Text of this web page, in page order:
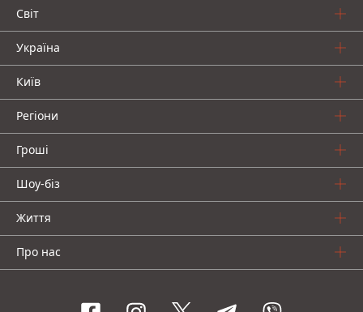
Світ
Україна
Київ
Регіони
Гроші
Шоу-біз
Життя
Про нас